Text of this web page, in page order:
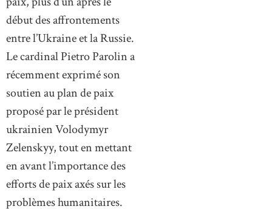
début des affrontements
entre l’Ukraine et la Russie.
Le cardinal Pietro Parolin a
récemment exprimé son
soutien au plan de paix
proposé par le président
ukrainien Volodymyr
Zelenskyy, tout en mettant
en avant l’importance des
efforts de paix axés sur les
problèmes humanitaires.